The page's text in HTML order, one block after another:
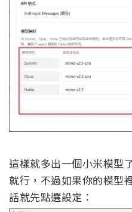
這樣就多出一個小米模型
就行，不過如果你的模型
話就先點選設定：